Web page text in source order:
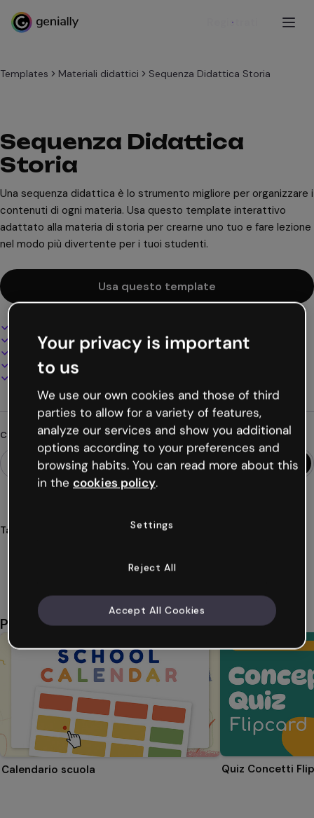
Registrati
Templates Materiali didattici Sequenza Didattica Storia
Sequenza Didattica
Storia
Una sequenza didattica è lo strumento migliore per organizzare i
contenuti di ogni materia. Usa questo template interattivo
adattato alla materia di storia per crearne uno tuo e fare lezione
nel modo più divertente per i tuoi studenti.
Usa questo template
100% personalizzabile
Aggiungi audio, video e multimedia
Presenta, condividi o pubblica online
Scarica in PDF, MP4 e altri formati
Cerchi qualcosa di diverso?
Tags
Potrebbe piacerti anche
Calendario scuola Quiz Concetti
Your privacy is important
to us
We use our own cookies and those of third
parties to allow for a variety of features,
analyze our services and show you additional
options according to your preferences and
browsing habits. You can read more about this
in the cookies policy.
Settings
Reject All
Accept All Cookies